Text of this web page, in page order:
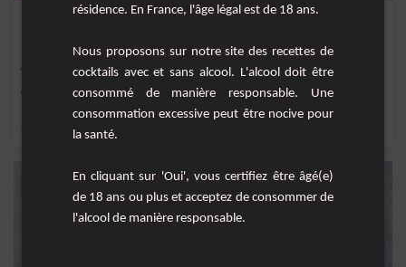
Une cocktail officiel IBA à base de jus d'orange, jus de citron , liqueur d'abricot
et...
citron orange , jus d'orange
résidence. En France, l'âge légal est de 18 ans.
Nous proposons sur notre site des recettes de
cocktails avec et sans alcool. L'alcool doit être
consommé de manière responsable. Une
consommation excessive peut être nocive pour
la santé.
En cliquant sur 'Oui', vous certifiez être âgé(e)
de 18 ans ou plus et acceptez de consommer de
l'alcool de manière responsable.